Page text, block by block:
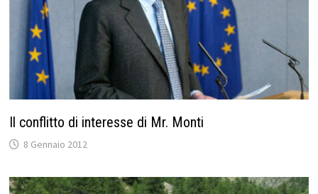
Il conflitto di interesse di Mr. Monti
8 Gennaio 2012